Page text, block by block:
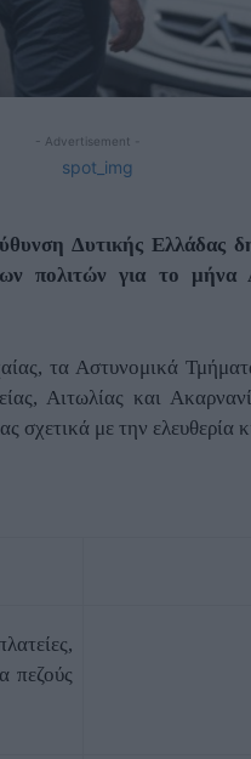
- Advertisement -
Δυτικής Ελλάδας
πολιτών για το μήνα
τα Αστυνομικά
Αιτωλίας και
με την ελευθερία
πεζούς